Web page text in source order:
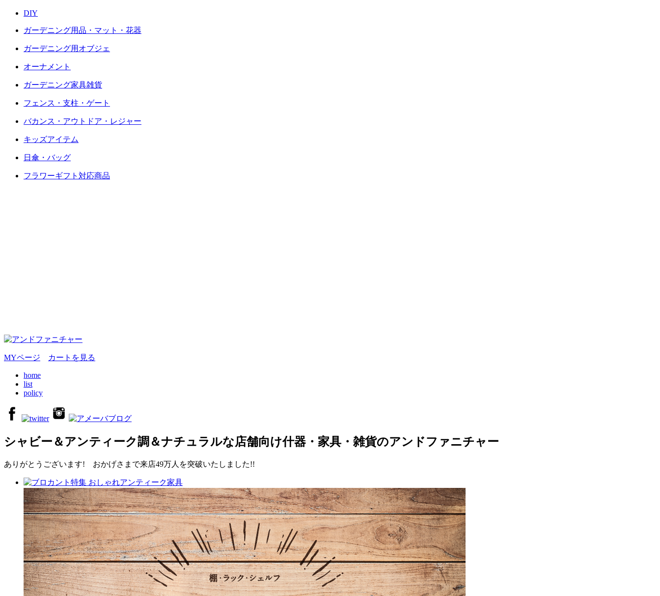
DIY
ガーデニング用品・マット・花器
ガーデニング用オブジェ
オーナメント
ガーデニング家具雑貨
フェンス・支柱・ゲート
バカンス・アウトドア・レジャー
キッズアイテム
日傘・バッグ
フラワーギフト対応商品
MYページ カートを見る
home
list
policy
シャビー＆アンティーク調＆ナチュラルな店舗向け什器・家具・雑貨のアンドファニチャー
ありがとうございます! おかげさまで来店49万人を突破いたしました!!